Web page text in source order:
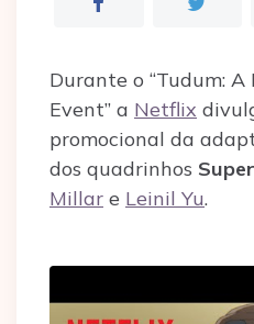
Durante o “Tudum:
Event” a Netflix
promocional da
dos quadrinhos
Millar e Leinil Yu.